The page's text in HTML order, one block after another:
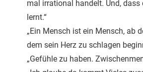
mal irrational handelt. Und, dass
lernt.“
„Ein Mensch ist ein Mensch, ab
dem sein Herz zu schlagen
„Gefühle zu haben.